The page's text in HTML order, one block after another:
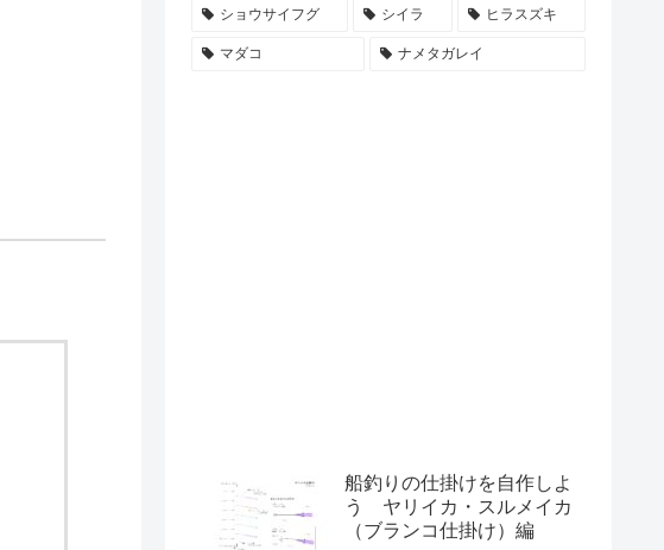
ショウサイフグ シイラ ヒラスズキ
マダコ ナメタガレイ
船釣りの仕掛けを自作しよ
う ヤリイカ・スルメイカ
（ブランコ仕掛け）編